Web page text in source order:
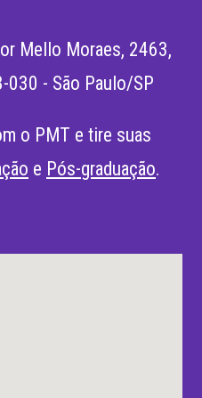
Mello Moraes, 2463,
030 - São Paulo/SP
o PMT e tire suas
e Pós-graduação.